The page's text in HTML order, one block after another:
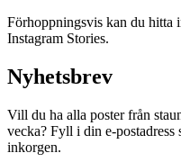
Förhoppningsvis kan du hitta
Instagram Stories.
Nyhetsbrev
Vill du ha alla poster från
vecka? Fyll i din e-postadress
inkorgen.